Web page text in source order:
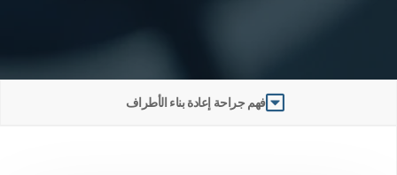
فهم جراحة إعادة بناء الأطراف